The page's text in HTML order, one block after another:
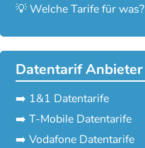
💡 Welche Tarife für was?
Datentarif Anbieter
➡️ 1&1 Datentarife
➡️ T-Mobile Datentarife
➡️ Vodafone Datentarife